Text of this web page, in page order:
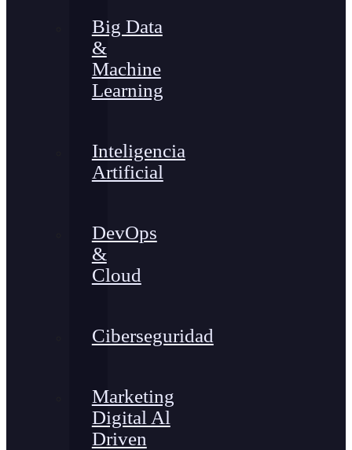
Big Data
&
Machine
Learning
Inteligencia
Artificial
DevOps
&
Cloud
Ciberseguridad
Marketing
Digital Al
Driven